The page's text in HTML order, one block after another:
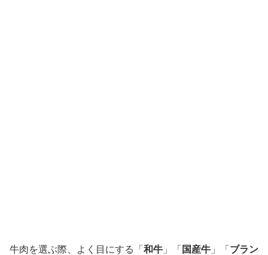
牛肉を選ぶ際、よく目にする「 和牛 」「 国産牛 」「 ブラン